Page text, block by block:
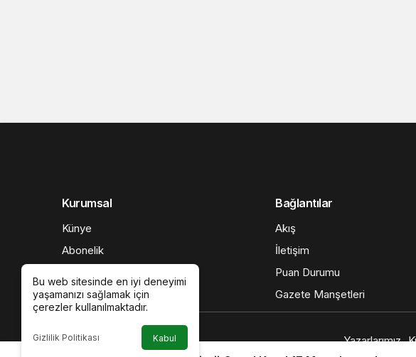
Bu web sitesinde en iyi deneyimi
yaşamanızı sağlamak için
çerezler kullanılmaktadır.
Gizlilik Politikası Kabul
Kurumsal
Künye
Abonelik
Galeri
Bağlantılar
Akış
İletişim
Puan Durumu
Gazete Manşetleri
Yazarlarımız
Başkent